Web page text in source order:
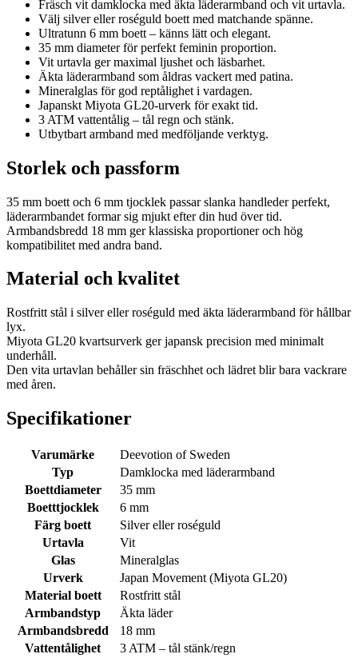
Fräsch vit damklocka med äkta läderarmband och vit urtavla.
Välj silver eller roséguld boett med matchande spänne.
Ultratunn 6 mm boett – känns lätt och elegant.
35 mm diameter för perfekt feminin proportion.
Vit urtavla ger maximal ljushet och läsbarhet.
Äkta läderarmband som åldras vackert med patina.
Mineralglas för god reptålighet i vardagen.
Japanskt Miyota GL20-urverk för exakt tid.
3 ATM vattentålig – tål regn och stänk.
Utbytbart armband med medföljande verktyg.
Storlek och passform
35 mm boett och 6 mm tjocklek passar slanka handleder perfekt,
läderarmbandet formar sig mjukt efter din hud över tid.
Armbandsbredd 18 mm ger klassiska proportioner och hög
kompatibilitet med andra band.
Material och kvalitet
Rostfritt stål i silver eller roséguld med äkta läderarmband för hållbar
lyx.
Miyota GL20 kvartsurverk ger japansk precision med minimalt
underhåll.
Den vita urtavlan behåller sin fräschhet och lädret blir bara vackrare
med åren.
Specifikationer
Varumärke
Deevotion of Sweden
Typ
Damklocka med läderarmband
Boettdiameter
35 mm
Boetttjocklek
6 mm
Färg boett
Silver eller roséguld
Urtavla
Vit
Glas
Mineralglas
Urverk
Japan Movement (Miyota GL20)
Material boett
Rostfritt stål
Armbandstyp
Äkta läder
Armbandsbredd
18 mm
Vattentålighet
3 ATM – tål stänk/regn